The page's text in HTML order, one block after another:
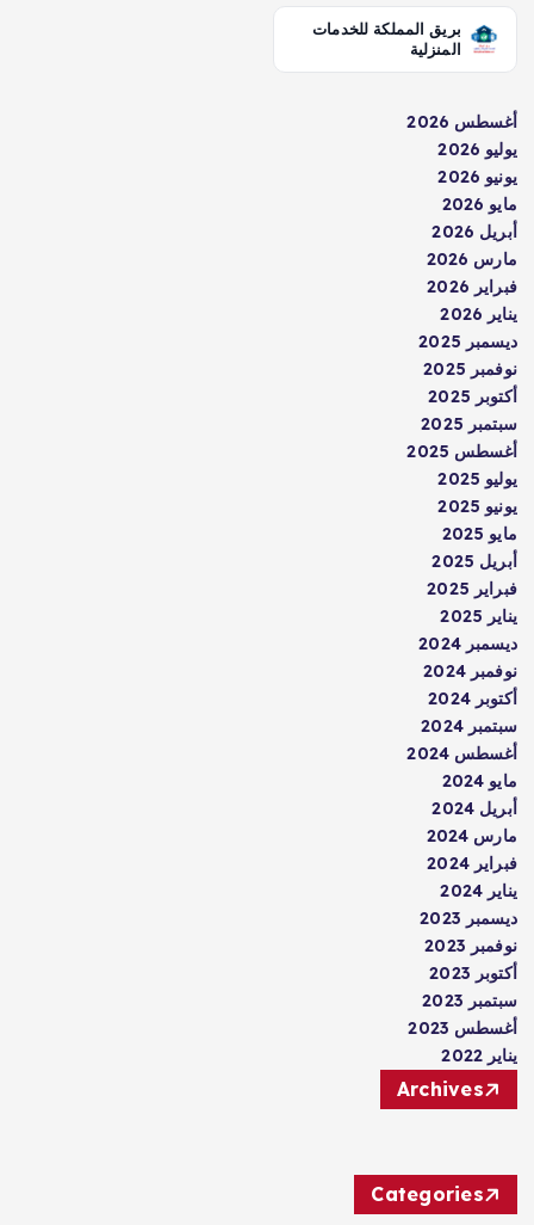
بريق المملكة للخدمات
المنزلية
أغسطس 2026
يوليو 2026
يونيو 2026
مايو 2026
أبريل 2026
مارس 2026
فبراير 2026
يناير 2026
ديسمبر 2025
نوفمبر 2025
أكتوبر 2025
سبتمبر 2025
أغسطس 2025
يوليو 2025
يونيو 2025
مايو 2025
أبريل 2025
فبراير 2025
يناير 2025
ديسمبر 2024
نوفمبر 2024
أكتوبر 2024
سبتمبر 2024
أغسطس 2024
مايو 2024
أبريل 2024
مارس 2024
فبراير 2024
يناير 2024
ديسمبر 2023
نوفمبر 2023
أكتوبر 2023
سبتمبر 2023
أغسطس 2023
يناير 2022
Archives
Categories